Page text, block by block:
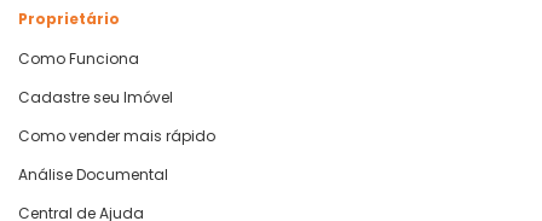
Proprietário
Como Funciona
Cadastre seu Imóvel
Como vender mais rápido
Análise Documental
Central de Ajuda